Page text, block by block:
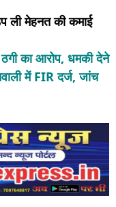
ली मेहनत की कमाई
का आरोप, धमकी देने
में FIR दर्ज, जांच